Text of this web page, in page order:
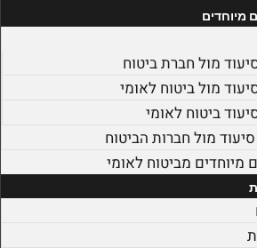
מיוחדים
מול חברת ביטוח
מול ביטוח לאומי
ביטוח לאומי
מול חברות הביטוח
מיוחדים מביטוח לאומי